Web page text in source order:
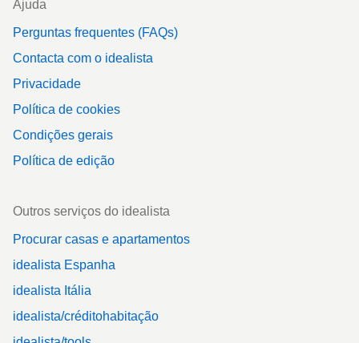
Ajuda
Perguntas frequentes (FAQs)
Contacta com o idealista
Privacidade
Política de cookies
Condições gerais
Política de edição
Outros serviços do idealista
Procurar casas e apartamentos
idealista Espanha
idealista Itália
idealista/créditohabitação